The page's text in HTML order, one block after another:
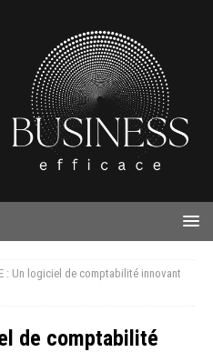
: Un logiciel de comptabilité innovant
de comptabilité